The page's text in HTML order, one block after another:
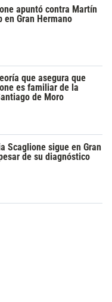
apuntó contra Martín
en Gran Hermano
que asegura que
es familiar de la
de Moro
Scaglione sigue en Gran
de su diagnóstico